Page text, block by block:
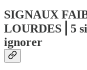
SIGNAUX
LOURDES⎟ 5
ignorer